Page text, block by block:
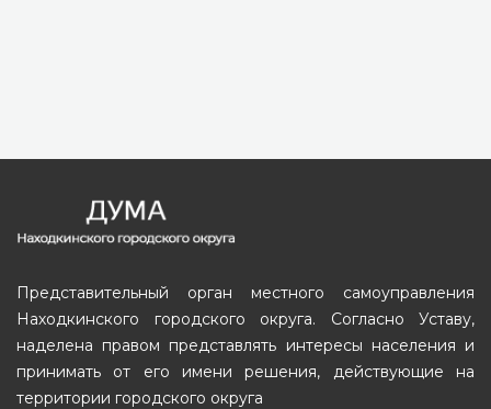
Представительный орган местного самоуправления
Находкинского городского округа. Согласно Уставу,
наделена правом представлять интересы населения и
принимать от его имени решения, действующие на
территории городского округа